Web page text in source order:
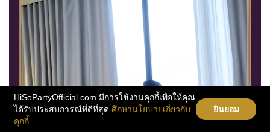
HiSoPartyOfficial.com มีการใช้งานคุกกี้เพื่อให้คุณ
ได้รับประสบการณ์ที่ดีที่สุด ศึกษานโยบายเกี่ยวกับ
คุกกี้
ยินยอม